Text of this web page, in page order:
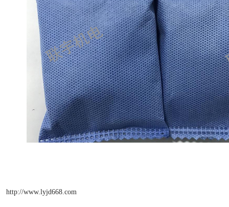
http://www.lyjd668.com